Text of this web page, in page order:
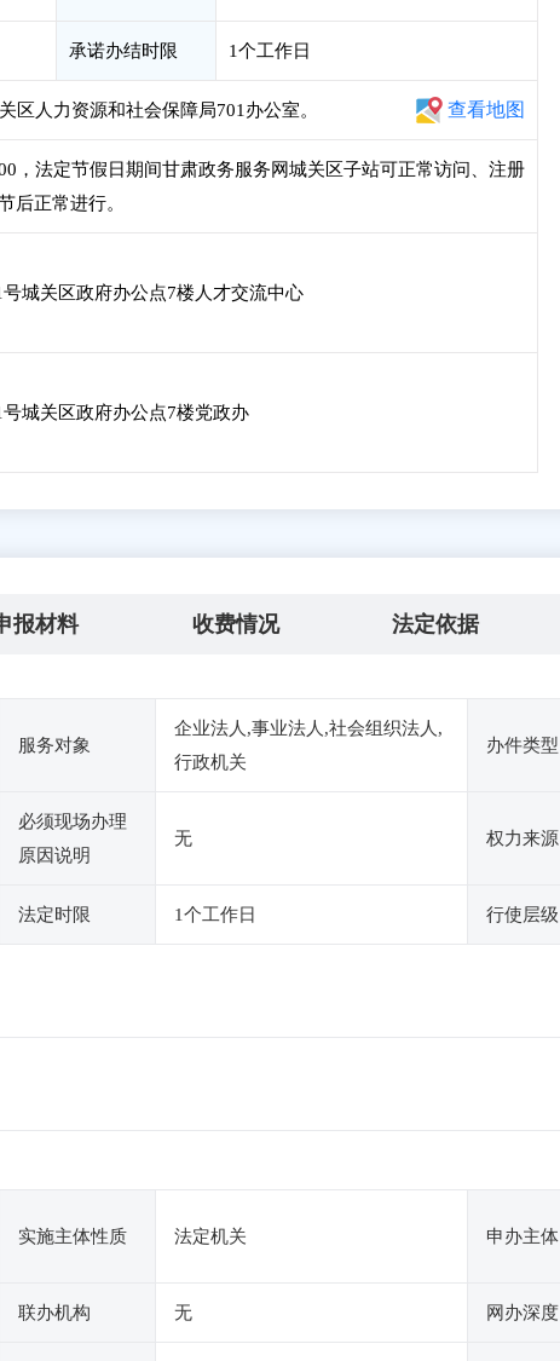
承诺办结时限 1个工作日
区人力资源和社会保障局701办公室。 查看地图
，法定节假日期间甘肃政务服务网城关区子站可正常访问、注册
后正常进行。
城关区政府办公点7楼人才交流中心
城关区政府办公点7楼党政办
报材料 收费情况 法定依据
服务对象
企业法人,事业法人,社会组织法人,
行政机关
办件类型
必须现场办理
原因说明
无 权力来源
法定时限 1个工作日 行使层级
实施主体性质 法定机关 申办主体
联办机构 无 网办深度